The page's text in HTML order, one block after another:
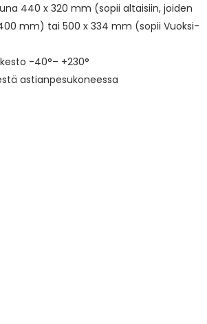
440 x 320 mm (sopii altaisiin, joiden
mm) tai 500 x 334 mm (sopii Vuoksi-
-40°– +230°
astianpesukoneessa